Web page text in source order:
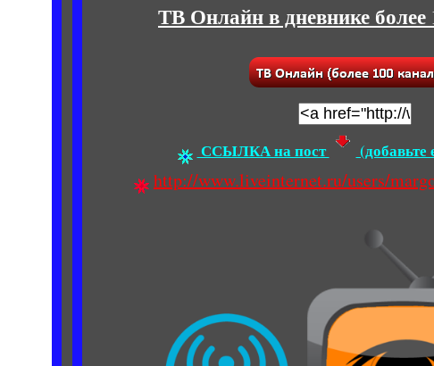
ТВ Онлайн в дневнике более
ССЫЛКА на пост (добавьте
http://www.liveinternet.ru/users/